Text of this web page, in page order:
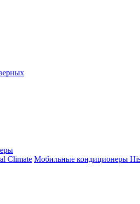
Climate Мобильные кондиционеры